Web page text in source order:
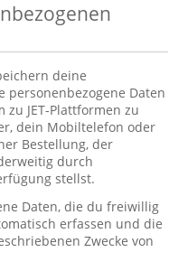
deine
personenbezogene Daten
JET-Plattformen zu
dein Mobiltelefon oder
Bestellung, der
durch
stellst.
Daten, die du freiwillig
erfassen und die
Zwecke von